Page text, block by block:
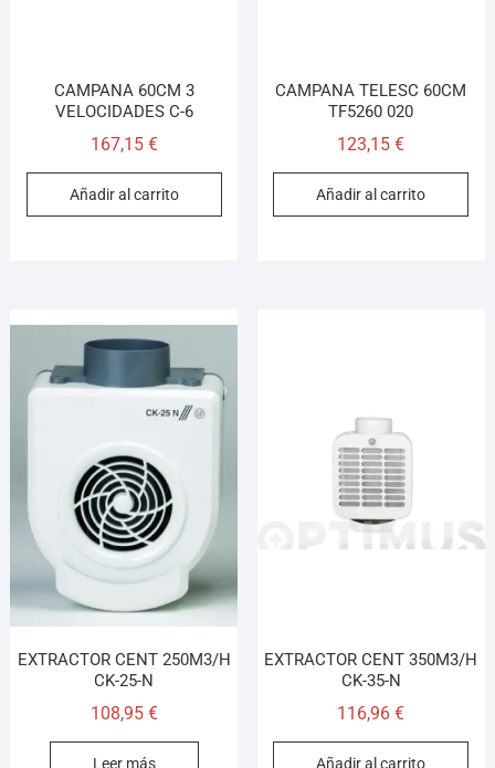
CAMPANA 60CM 3
VELOCIDADES C-6
167,15 €
Añadir al carrito
CAMPANA TELESC 60CM
TF5260 020
123,15€
Añadir al carrito
EXTRACTOR CENT 250M3/H
CK-25-N
108,95 €
Leer más
EXTRACTOR CENT 350M3/H
CK-35-N
116,96€
Añadir al carrito
Cuéntame qué necesitas y te ayudo a encontrarlo,
aunque no sepas el nombre exacto